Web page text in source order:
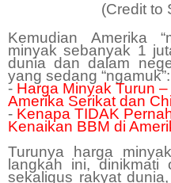
(Credit to
Kemudian Amerika
minyak sebanyak 1
dunia dan dalam
yang sedang “ngamuk”:
- Harga Minyak Turun
Amerika Serikat dan
- Kenapa TIDAK
Kenaikan BBM di
Turunya harga
langkah ini, dinikmati
sekaligus rakyat